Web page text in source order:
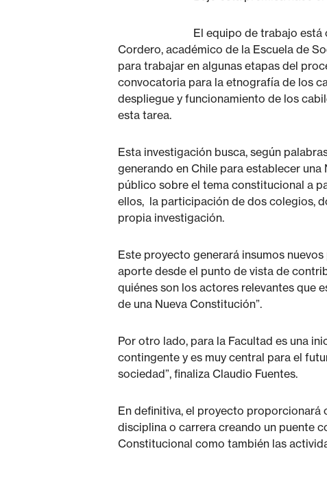
El equipo de trabajo está
Cordero, académico de la Escuela de
para trabajar en algunas etapas del
convocatoria para la etnografía de los
despliegue y funcionamiento de los
esta tarea.
Esta investigación busca, según
generando en Chile para establecer
público sobre el tema constitucional a
ellos, la participación de dos colegios,
propia investigación.
Este proyecto generará insumos
aporte desde el punto de vista de
quiénes son los actores relevantes que
de una Nueva Constitución”.
Por otro lado, para la Facultad es una
contingente y es muy central para el
sociedad”, finaliza Claudio Fuentes.
En definitiva, el proyecto proporcionará
disciplina o carrera creando un puente
Constitucional como también las